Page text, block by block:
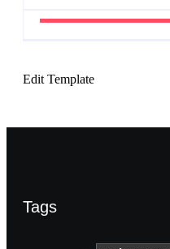
Edit Template
Tags